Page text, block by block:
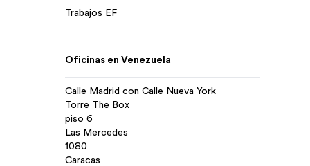
Trabajos EF
Oficinas en Venezuela
Calle Madrid con Calle Nueva York
Torre The Box
piso 6
Las Mercedes
1080
Caracas